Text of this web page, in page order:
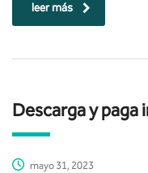
leer más
Descarga y paga
mayo 31, 2023